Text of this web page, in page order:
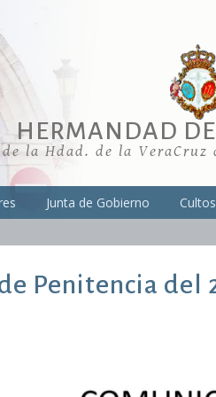
HERMANDAD
la Hdad. de la
Junta de Gobierno Cultos
Penitencia del